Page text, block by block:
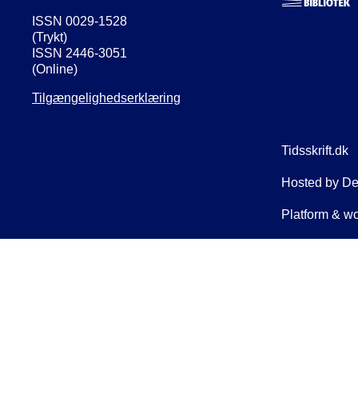
ISSN 0029-1528
(Trykt)
ISSN 2446-3051
(Online)
Tilgængelighedserklæring